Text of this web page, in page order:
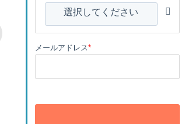
選択してください
メールアドレス*